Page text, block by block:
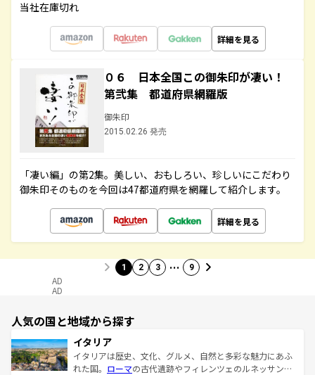
当社在庫切れ
詳細を見る
０６ 日本全国この御朱印が凄い！
第弐集 都道府県網羅版
御朱印
2015.02.26 発売
「凄い編」の第2集。美しい、おもしろい、珍しいにこだわり
御朱印そのものを今回は47都道府県を網羅して紹介します。
詳細を見る
1 2 3 … 9
AD
AD
人気の国と地域から探す
イタリア
イタリアは歴史、文化、グルメ、自然と多彩な魅力にあふ
れた国。 ローマの古代遺跡やフィレンツェのルネッサンス